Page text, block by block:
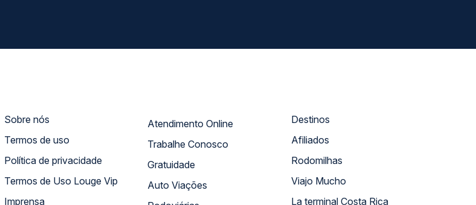
Sobre nós
Termos de uso
Política de privacidade
Termos de Uso Louge Vip
Imprensa
Atendimento Online
Trabalhe Conosco
Gratuidade
Auto Viações
Destinos
Afiliados
Rodomilhas
Viajo Mucho
La terminal Costa Rica